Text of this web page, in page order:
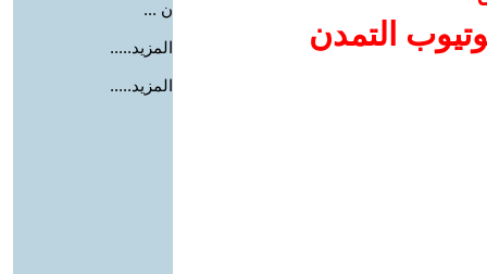
التمدن
ن ...
المزيد.....
المزيد.....